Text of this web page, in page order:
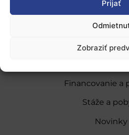
Prijať
ZobraziťO nás
Financovanie a
Stáže a
Novinky